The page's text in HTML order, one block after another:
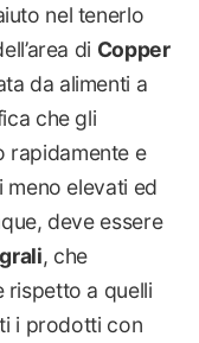
nel tenerlo
di Copper
da alimenti a
che gli
rapidamente e
meno elevati ed
deve essere
, che
rispetto a quelli
i prodotti con